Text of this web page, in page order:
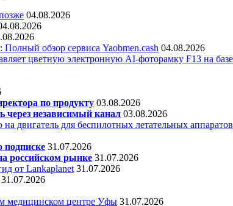
04.08.2026
обзор сервиса Yaobmen.cash 04.08.2026
цветную электронную AI-фоторамку F13 на
по продукту 03.08.2026
через независимый канал 03.08.2026
двигатель для беспилотных летательных аппаратов
подписке 31.07.2026
российском рынке 31.07.2026
от Lankaplanet 31.07.2026
31.07.2026
медицинском центре Уфы 31.07.2026